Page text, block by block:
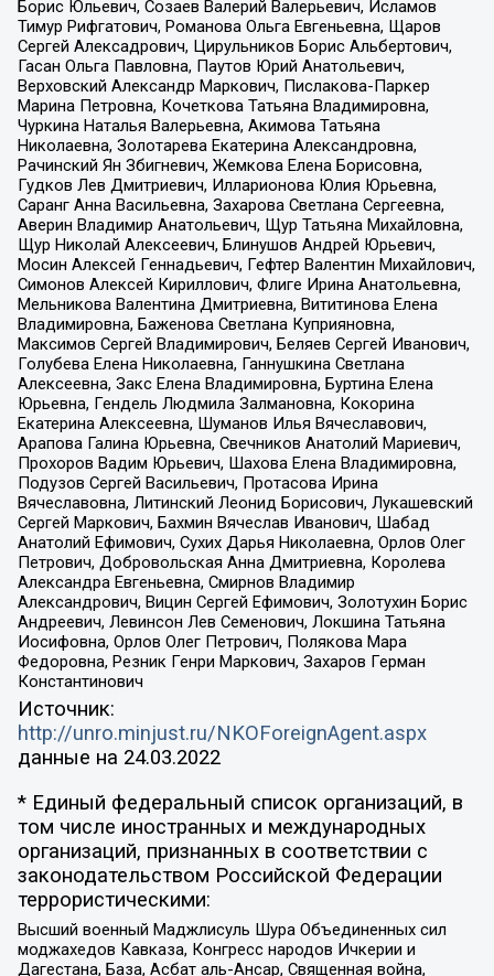
Борис Юльевич, Созаев Валерий Валерьевич, Исламов
Тимур Рифгатович, Романова Ольга Евгеньевна, Щаров
Сергей Алексадрович, Цирульников Борис Альбертович,
Гасан Ольга Павловна, Паутов Юрий Анатольевич,
Верховский Александр Маркович, Пислакова-Паркер
Марина Петровна, Кочеткова Татьяна Владимировна,
Чуркина Наталья Валерьевна, Акимова Татьяна
Николаевна, Золотарева Екатерина Александровна,
Рачинский Ян Збигневич, Жемкова Елена Борисовна,
Гудков Лев Дмитриевич, Илларионова Юлия Юрьевна,
Саранг Анна Васильевна, Захарова Светлана Сергеевна,
Аверин Владимир Анатольевич, Щур Татьяна Михайловна,
Щур Николай Алексеевич, Блинушов Андрей Юрьевич,
Мосин Алексей Геннадьевич, Гефтер Валентин Михайлович,
Симонов Алексей Кириллович, Флиге Ирина Анатольевна,
Мельникова Валентина Дмитриевна, Вититинова Елена
Владимировна, Баженова Светлана Куприяновна,
Максимов Сергей Владимирович, Беляев Сергей Иванович,
Голубева Елена Николаевна, Ганнушкина Светлана
Алексеевна, Закс Елена Владимировна, Буртина Елена
Юрьевна, Гендель Людмила Залмановна, Кокорина
Екатерина Алексеевна, Шуманов Илья Вячеславович,
Арапова Галина Юрьевна, Свечников Анатолий Мариевич,
Прохоров Вадим Юрьевич, Шахова Елена Владимировна,
Подузов Сергей Васильевич, Протасова Ирина
Вячеславовна, Литинский Леонид Борисович, Лукашевский
Сергей Маркович, Бахмин Вячеслав Иванович, Шабад
Анатолий Ефимович, Сухих Дарья Николаевна, Орлов Олег
Петрович, Добровольская Анна Дмитриевна, Королева
Александра Евгеньевна, Смирнов Владимир
Александрович, Вицин Сергей Ефимович, Золотухин Борис
Андреевич, Левинсон Лев Семенович, Локшина Татьяна
Иосифовна, Орлов Олег Петрович, Полякова Мара
Федоровна, Резник Генри Маркович, Захаров Герман
Константинович
Источник:
http://unro.minjust.ru/NKOForeignAgent.aspx
данные на 24.03.2022
* Единый федеральный список организаций, в
том числе иностранных и международных
организаций, признанных в соответствии с
законодательством Российской Федерации
террористическими:
Высший военный Маджлисуль Шура Объединенных сил
моджахедов Кавказа, Конгресс народов Ичкерии и
Дагестана, База, Асбат аль-Ансар, Священная война,